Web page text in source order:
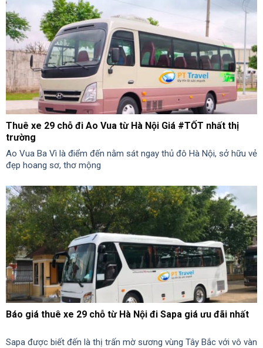
Thuê xe 29 chỗ đi Ao Vua từ Hà Nội Giá #TỐT nhất thị
trường
Ao Vua Ba Vì là điểm đến nằm sát ngay thủ đô Hà Nội, sở hữu vẻ
đẹp hoang sơ, thơ mộng
Báo giá thuê xe 29 chỗ từ Hà Nội đi Sapa giá ưu đãi nhất
Sapa được biết đến là thị trấn mờ sương vùng Tây Bắc với vô vàn